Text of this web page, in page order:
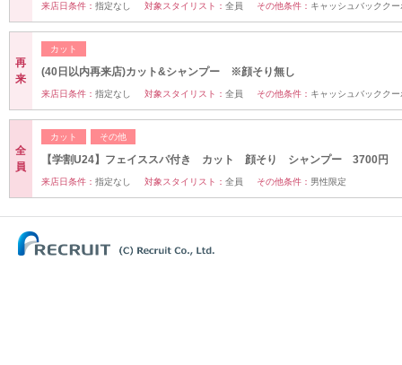
来店日条件： 指定なし 対象スタイリスト： 全員 その他条件： キャッシュバックク
再
来
カット
(40日以内再来店)カット&シャンプー ※顔そり無し
来店日条件： 指定なし 対象スタイリスト： 全員 その他条件： キャッシュバックク
全
員
カット その他
【学割U24】フェイススパ付き カット 顔そり シャンプー 3700円
来店日条件： 指定なし 対象スタイリスト： 全員 その他条件： 男性限定